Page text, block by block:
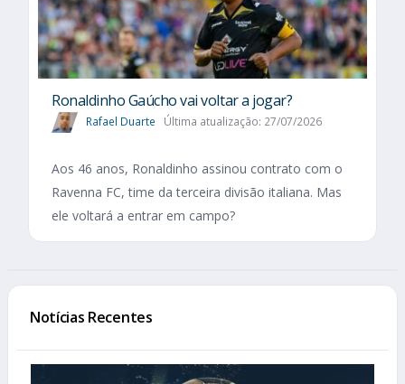
Ronaldinho Gaúcho vai voltar a jogar?
Rafael Duarte Última atualização: 27/07/2026
Aos 46 anos, Ronaldinho assinou contrato com o
Ravenna FC, time da terceira divisão italiana. Mas
ele voltará a entrar em campo?
Notícias Recentes